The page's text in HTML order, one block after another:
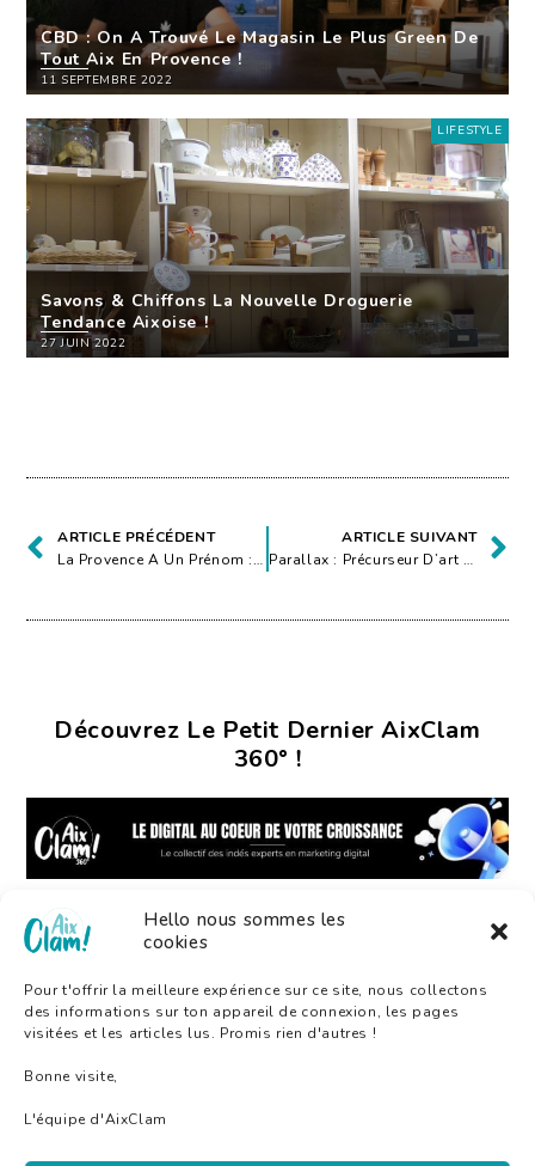
Hello nous sommes les
cookies
Pour t'offrir la meilleure expérience sur ce site, nous collectons
des informations sur ton appareil de connexion, les pages
visitées et les articles lus. Promis rien d'autres !
Bonne visite,
L'équipe d'AixClam
CBD : On A Trouvé Le Magasin Le Plus Green De
Tout Aix En Provence !
11 SEPTEMBRE 2022
LIFESTYLE
Savons & Chiffons La Nouvelle Droguerie
Tendance Aixoise !
27 JUIN 2022
ARTICLE PRÉCÉDENT
La Provence A Un Prénom : Aix En Provence
ARTICLE SUIVANT
Parallax : Précurseur D’art Photographique
Découvrez Le Petit Dernier AixClam
360° !